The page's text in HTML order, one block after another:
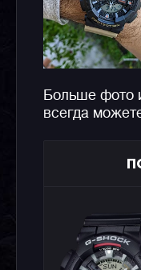
Больше фото
всегда